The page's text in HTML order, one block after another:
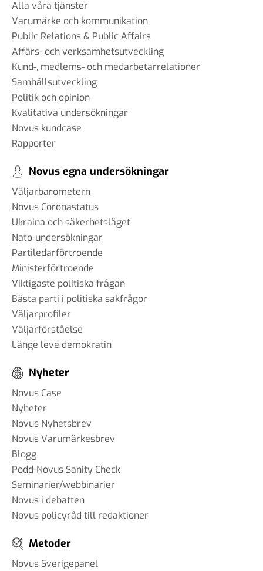
dolda politiska
påverkansarbetet
16 sep 2025
#98 - Claire Durand -
Demokrati i världen
22 aug 2025
gemensam kunskapskärna”
11 jul 2025
#96 - Charbel Gabro - att
bygga broar mellan grupper i
samhället
och demokrati
samhällskommunikation
08 maj 2025
svenskarnas medievanor
30 apr 2025
Alla våra tjänster
Varumärke och kommunikation
Public Relations & Public Affairs
Affärs- och verksamhetsutveckling
Kund-, medlems- och medarbetarrelationer
Samhällsutveckling
Politik och opinion
Kvalitativa undersökningar
Novus kundcase
Rapporter
Novus egna undersökningar
Väljarbarometern
Novus Coronastatus
Ukraina och säkerhetsläget
Nato-undersökningar
Partiledarförtroende
Ministerförtroende
Viktigaste politiska frågan
Bästa parti i politiska sakfrågor
Väljarprofiler
Väljarförståelse
Länge leve demokratin
Nyheter
Novus Case
Nyheter
Novus Nyhetsbrev
Novus Varumärkesbrev
Blogg
Podd-Novus Sanity Check
Seminarier/webbinarier
Novus i debatten
Novus policyråd till redaktioner
Metoder
Novus Sverigepanel